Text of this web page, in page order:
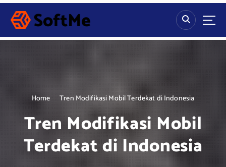
S
p
Home Tren Modifikasi Mobil Terdekat di Indonesia
Tren Modifikasi Mobil
Terdekat di Indonesia